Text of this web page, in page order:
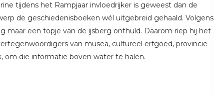
tijdens het Rampjaar invloedrijker is geweest dan de
de geschiedenisboeken wél uitgebreid gehaald. Volgens
maar een topje van de ijsberg onthuld. Daarom riep hij het
van musea, cultureel erfgoed, provincie
om die informatie boven water te halen.